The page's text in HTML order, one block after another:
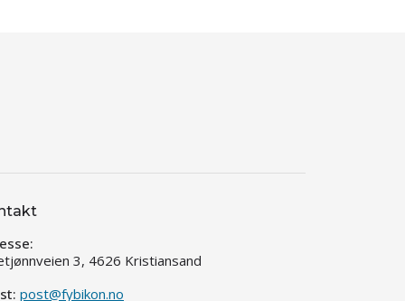
3, 4626 Kristiansand
post@fybikon.no